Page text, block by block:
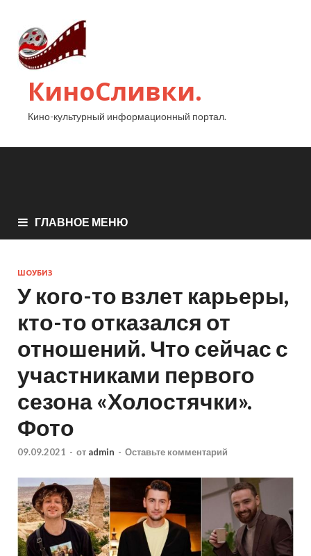
КиноСливки.
Кино-культурный информационный портал.
ГЛАВНОЕ МЕНЮ
ШОУБИЗ
У кого-то взлет карьеры,
кто-то отказался от
отношений. Что сейчас с
участниками первого
сезона «Холостячки».
Фото
09.09.2021 - от admin - Оставьте комментарий